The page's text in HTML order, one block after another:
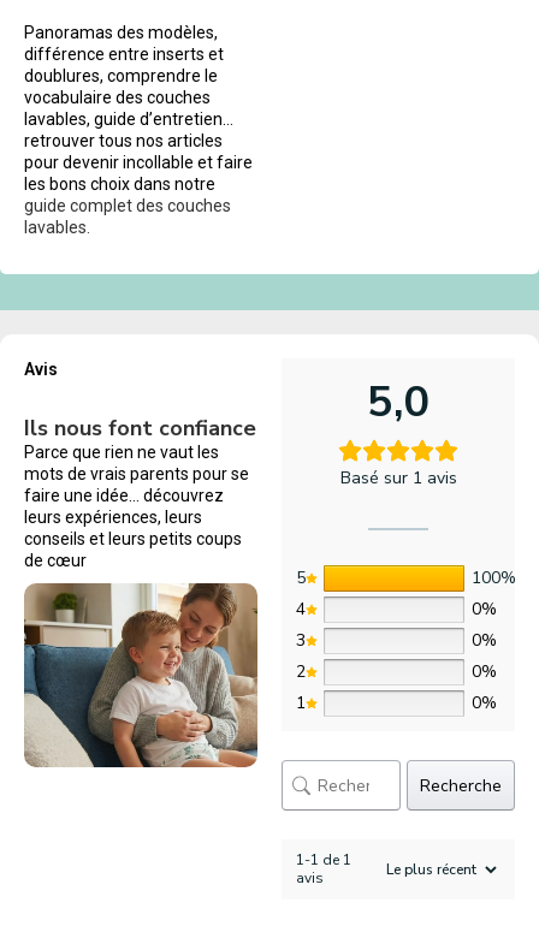
Panoramas des modèles,
différence entre inserts et
doublures, comprendre le
vocabulaire des couches
lavables, guide d’entretien…
retrouver tous nos articles
pour devenir incollable et faire
les bons choix dans notre
guide complet des couches
lavables.
Avis
Ils nous font confiance
Parce que rien ne vaut les
mots de vrais parents pour se
faire une idée… découvrez
leurs expériences, leurs
conseils et leurs petits coups
de cœur
5,0
Basé sur 1 avis
5
100%
4
0%
3
0%
2
0%
1
0%
Recherche
1-1 de 1
avis